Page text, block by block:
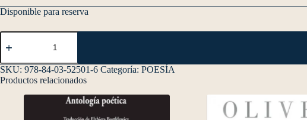
Disponible para reserva
SKU: 978-84-03-52501-6 Categoría: POESÍA
Productos relacionados